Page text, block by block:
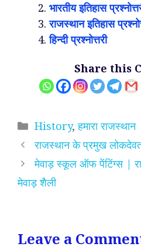
भारतीय इतिहास
राजस्थान इतिहास
हिन्दी प्रश्नोत्तरी
Share this
Categories
History,हमारा राजस्थान
राजस्थान के प्रमुख
मेवाड़ स्कूल ऑफ पेंटिंग्स |
मेवाड़ शैली
Leave a